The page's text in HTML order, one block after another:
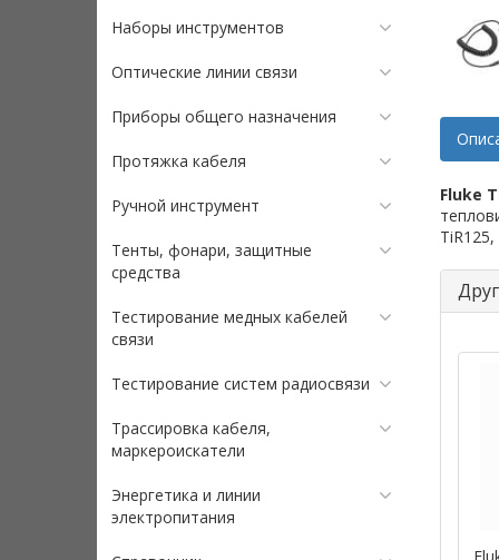
Наборы инструментов
Оптические линии связи
Приборы общего назначения
Протяжка кабеля
Ручной инструмент
Тенты, фонари, защитные
средства
Тестирование медных кабелей
связи
Тестирование систем радиосвязи
Трассировка кабеля,
маркероискатели
Энергетика и линии
электропитания
Fluke